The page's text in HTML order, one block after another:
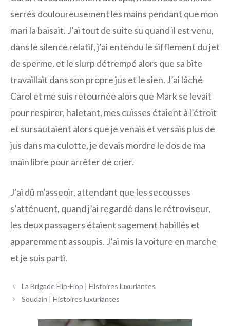
serrés douloureusement les mains pendant que mon
mari la baisait. J’ai tout de suite su quand il est venu,
dans le silence relatif, j’ai entendu le sifflement du jet
de sperme, et le slurp détrempé alors que sa bite
travaillait dans son propre jus et le sien. J’ai lâché
Carol et me suis retournée alors que Mark se levait
pour respirer, haletant, mes cuisses étaient à l’étroit
et sursautaient alors que je venais et versais plus de
jus dans ma culotte, je devais mordre le dos de ma
main libre pour arrêter de crier.
J’ai dû m’asseoir, attendant que les secousses
s’atténuent, quand j’ai regardé dans le rétroviseur,
les deux passagers étaient sagement habillés et
apparemment assoupis. J’ai mis la voiture en marche
et je suis parti.
Navigation
des
La Brigade Flip-Flop | Histoires luxuriantes
Soudain | Histoires luxuriantes